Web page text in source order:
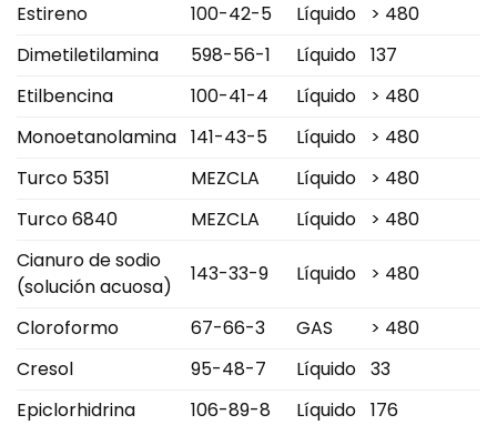
Estireno 100-42-5 Líquido
> 480
Dimetiletilamina
598-56-1 Líquido 137
Etilbencina
100-41-4 Líquido
> 480
Monoetanolamina 141-43-5 Líquido
> 480
Turco 5351
MEZCLA Líquido
> 480
Turco 6840
MEZCLA Líquido
> 480
Cianuro de sodio
(solución acuosa)
143-33-9 Líquido > 480
Cloroformo 67-66-3 GAS
> 480
Cresol
95-48-7 Líquido 33
Epiclorhidrina
106-89-8 Líquido 176